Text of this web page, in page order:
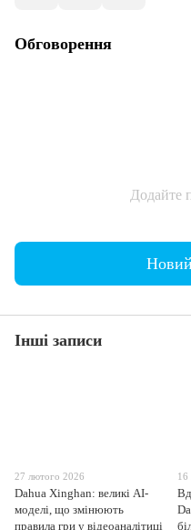
Обговорення
Додайте
Інші записи
27 лютого 2026
Dahua Xinghan: великі AI-
моделі, що змінюють
правила гри у відеоаналітиці
16